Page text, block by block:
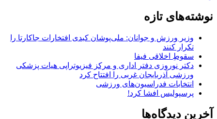
نوشته‌های تازه
وزیر ورزش و جوانان: ملی‌پوشان کبدی افتخارات جاکارتا را
تکرار کنند
سقوطِ اخلاقی فیفا
دکتر نوروزی دفتر اداری و مرکز فیزیوتراپی هیات پزشکی
ورزشی آذربایجان غربی را افتتاح کرد
انتخابات فدراسیون‌های ورزشی
پرسپولیس افشا کرد!
آخرین دیدگاه‌ها